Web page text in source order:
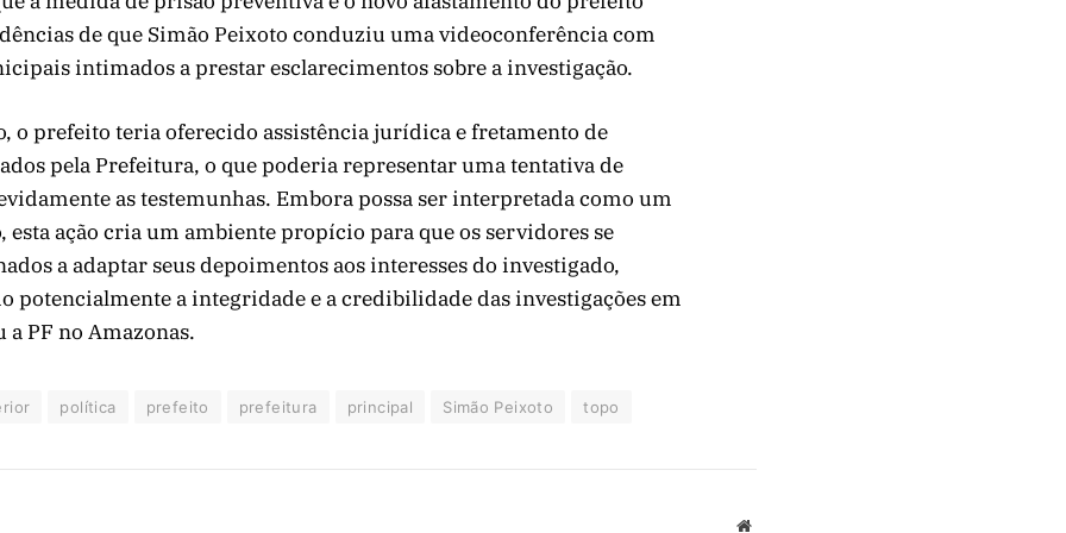
de que Simão Peixoto conduziu uma videoconferência com
intimados a prestar esclarecimentos sobre a investigação.
o prefeito teria oferecido assistência jurídica e fretamento de
pela Prefeitura, o que poderia representar uma tentativa de
as testemunhas. Embora possa ser interpretada como um
esta ação cria um ambiente propício para que os servidores se
a adaptar seus depoimentos aos interesses do investigado,
potencialmente a integridade e a credibilidade das investigações em
a PF no Amazonas.
política prefeito prefeitura principal Simão Peixoto topo
Website